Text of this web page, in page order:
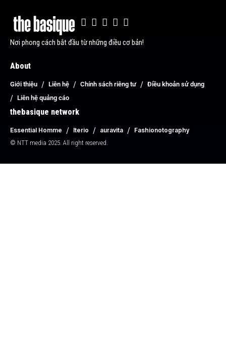
Nơi phong cách bắt đầu từ những điều cơ bản!
About
Giới thiệu Liên hệ Chính sách riêng tư
Điều khoản sử dụng
Liên hệ quảng cáo
thebasique network
Essential Homme Iterio auravita
Fashionotography
© NTT media 2025. All right reserved.